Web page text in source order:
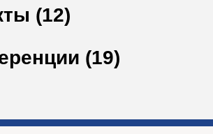
(12)
(19)